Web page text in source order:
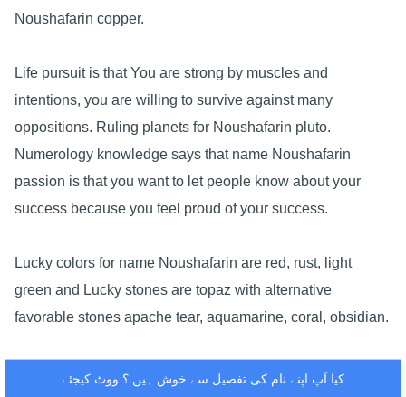
Noushafarin copper.
Life pursuit is that You are strong by muscles and
intentions, you are willing to survive against many
oppositions. Ruling planets for Noushafarin pluto.
Numerology knowledge says that name Noushafarin
passion is that you want to let people know about your
success because you feel proud of your success.
Lucky colors for name Noushafarin are red, rust, light
green and Lucky stones are topaz with alternative
favorable stones apache tear, aquamarine, coral, obsidian.
کیا آپ اپنے نام کی تفصیل سے خوش ہیں ؟ ووٹ کیجئے